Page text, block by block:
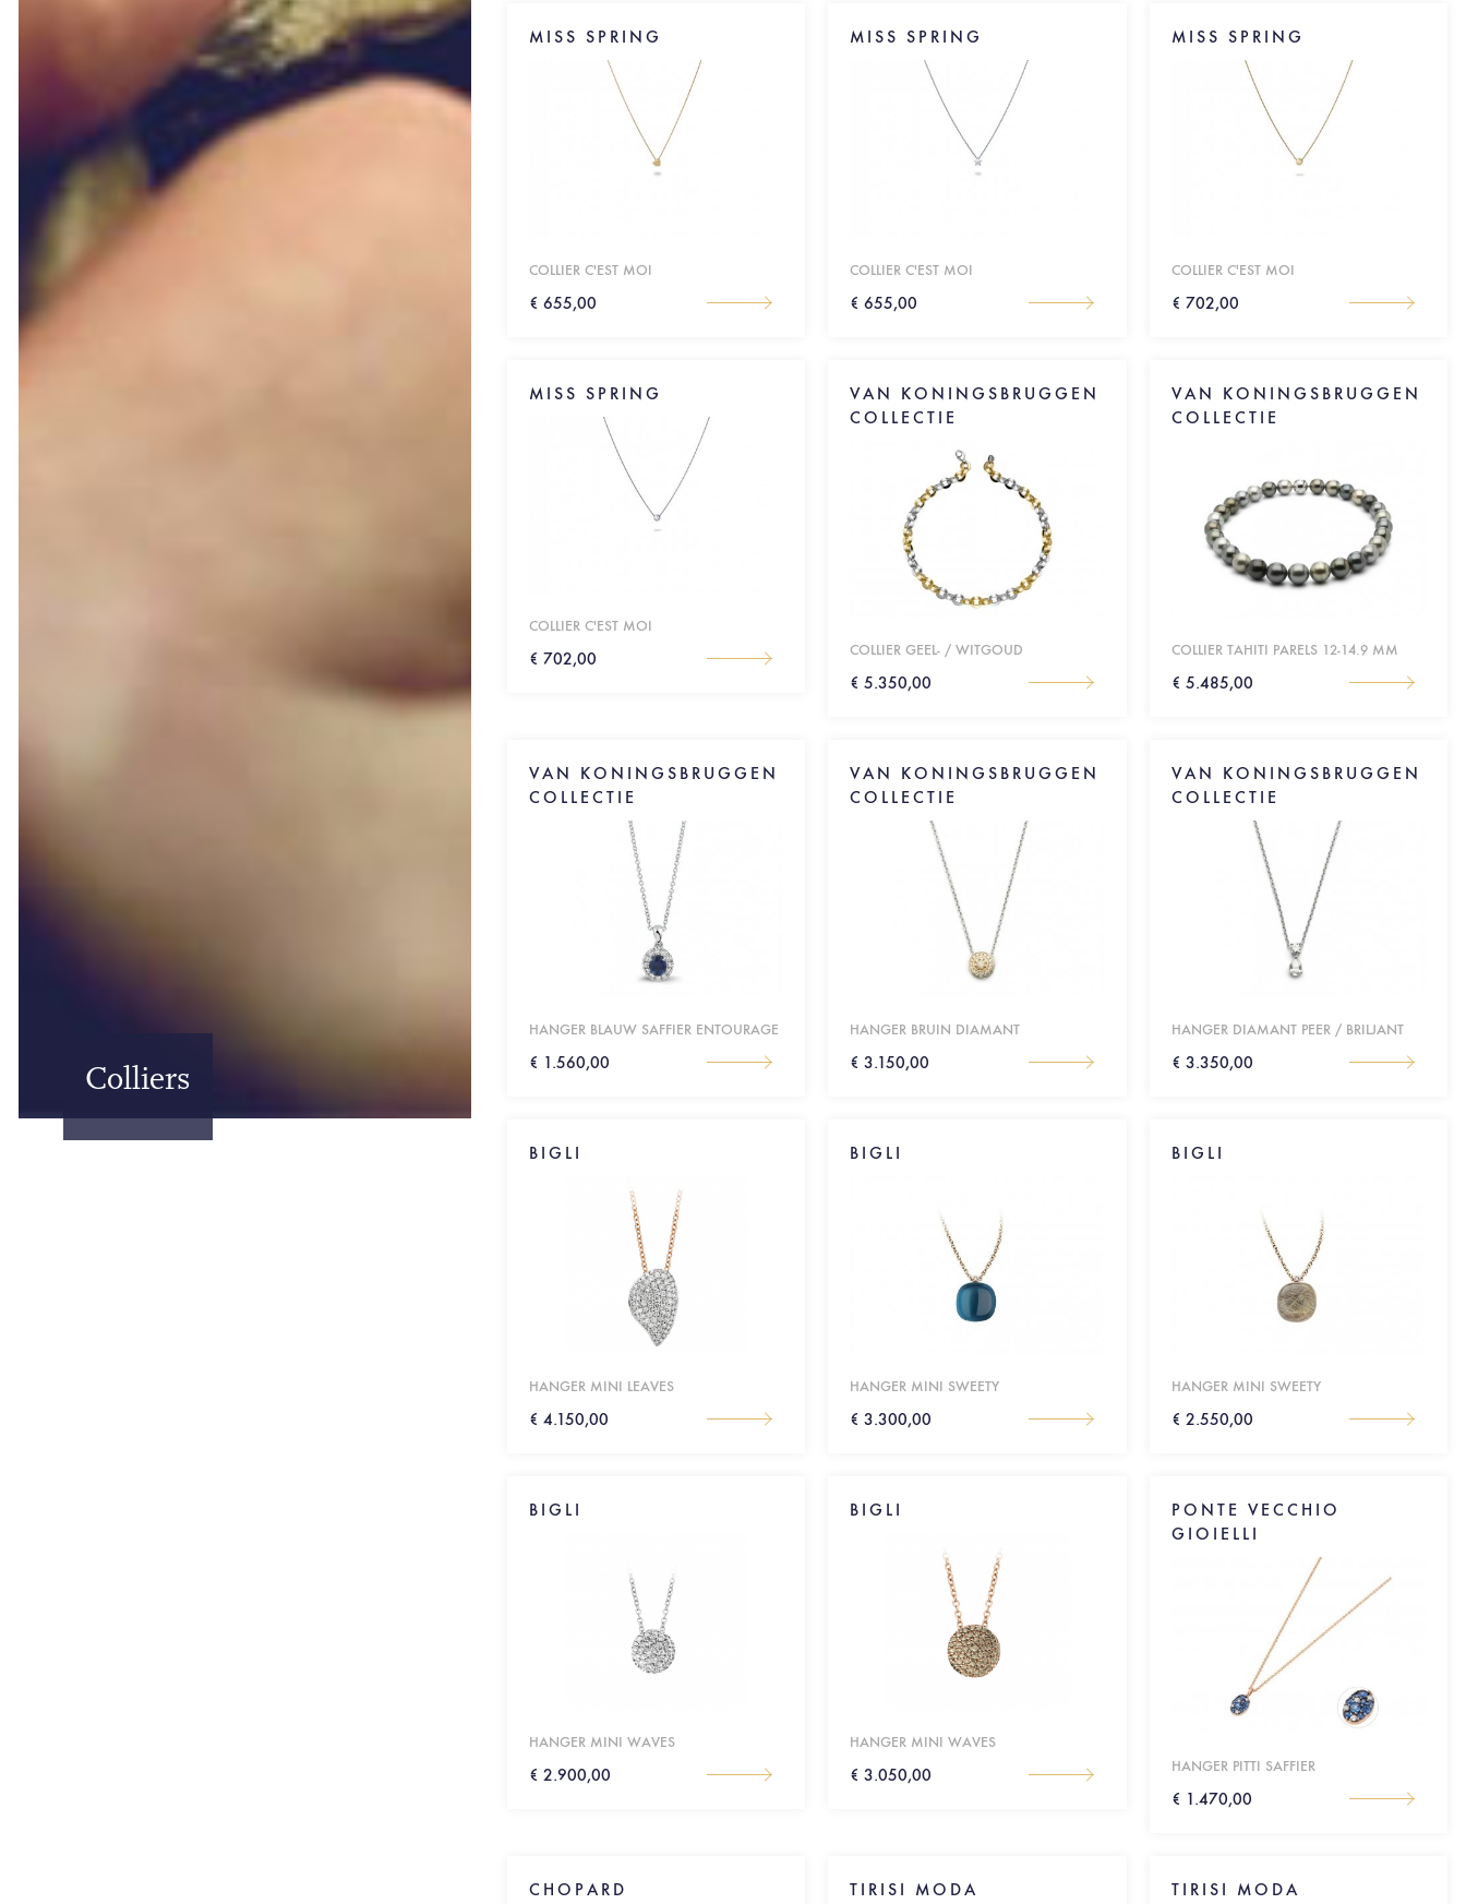
Colliers
MISS SPRING
COLLIER C'EST MOI
€ 655,00
MISS SPRING
COLLIER C'EST MOI
€ 655,00
MISS SPRING
COLLIER C'EST MOI
€ 702,00
MISS SPRING
COLLIER C'EST MOI
€ 702,00
VAN KONINGSBRUGGEN
COLLECTIE
COLLIER GEEL- / WITGOUD
€ 5.350,00
VAN KONINGSBRUGGEN
COLLECTIE
COLLIER TAHITI PARELS 12-14.9 MM
€ 5.485,00
VAN KONINGSBRUGGEN
COLLECTIE
HANGER BLAUW SAFFIER ENTOURAGE
€ 1.560,00
VAN KONINGSBRUGGEN
COLLECTIE
HANGER BRUIN DIAMANT
€ 3.150,00
VAN KONINGSBRUGGEN
COLLECTIE
HANGER DIAMANT PEER / BRILJANT
€ 3.350,00
BIGLI
HANGER MINI LEAVES
€ 4.150,00
BIGLI
HANGER MINI SWEETY
€ 3.300,00
BIGLI
HANGER MINI SWEETY
€ 2.550,00
BIGLI
HANGER MINI WAVES
€ 2.900,00
BIGLI
HANGER MINI WAVES
€ 3.050,00
PONTE VECCHIO
GIOIELLI
HANGER PITTI SAFFIER
€ 1.470,00
CHOPARD TIRISI MODA TIRISI MODA